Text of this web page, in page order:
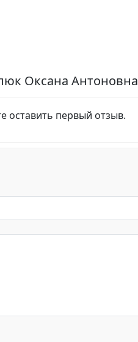
Оксана Антоновна
оставить первый отзыв.